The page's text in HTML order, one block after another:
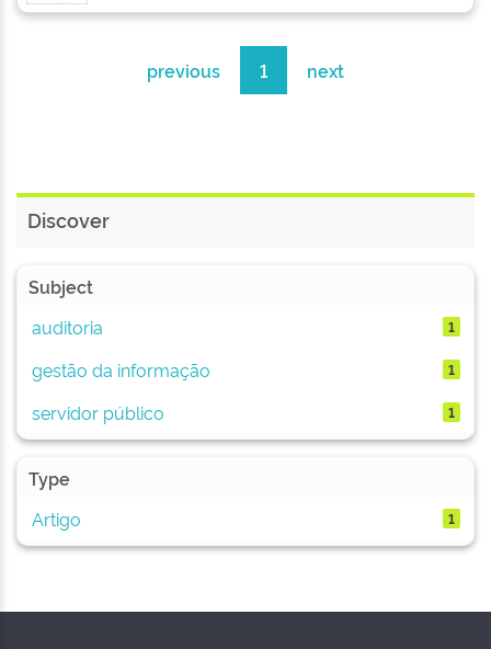
previous 1 next
Discover
Subject
auditoria
1
gestão da informação 1
servidor público 1
Type
Artigo
1